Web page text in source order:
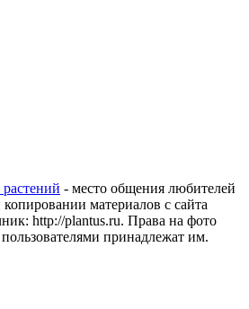
- место общения любителей
материалов с сайта
http://plantus.ru. Права на фото
принадлежат им.